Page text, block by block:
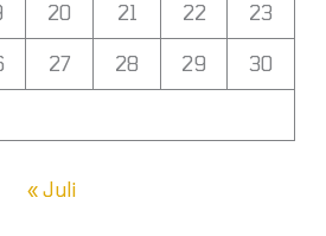
20 21 22 23
27 28 29 30
« Juli